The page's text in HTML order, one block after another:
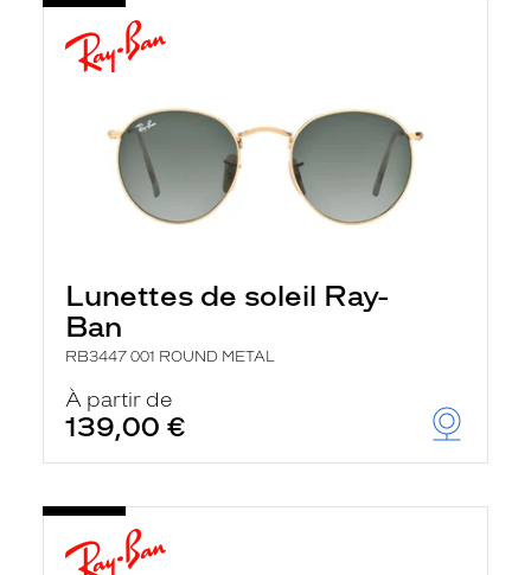
Lunettes de soleil Ray-
Ban
RB3447 001 ROUND METAL
À partir de
139,00 €